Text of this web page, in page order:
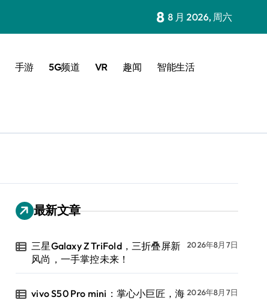
8 8 月 2026, 周六
手游 5G频道 VR 趣闻 智能生活
最新文章
三星Galaxy Z TriFold，三折叠屏新
风尚，一手掌控未来！
2026年8月7日
vivo S50 Pro mini：掌心小巨匠，海 2026年8月7日